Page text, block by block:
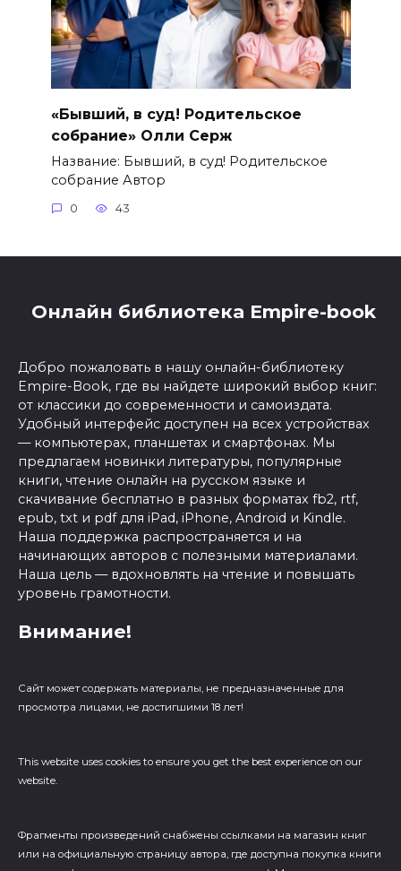
«Бывший, в суд! Родительское
собрание» Олли Серж
Название: Бывший, в суд! Родительское
собрание Автор
0 43
Онлайн библиотека Empire-book
Добро пожаловать в нашу онлайн-библиотеку
Empire-Book, где вы найдете широкий выбор книг:
от классики до современности и самоиздата.
Удобный интерфейс доступен на всех устройствах
— компьютерах, планшетах и смартфонах. Мы
предлагаем новинки литературы, популярные
книги, чтение онлайн на русском языке и
скачивание бесплатно в разных форматах fb2, rtf,
epub, txt и pdf для iPad, iPhone, Android и Kindle.
Наша поддержка распространяется и на
начинающих авторов с полезными материалами.
Наша цель — вдохновлять на чтение и повышать
уровень грамотности.
Внимание!
Сайт может содержать материалы, не предназначенные для
просмотра лицами, не достигшими 18 лет!
This website uses cookies to ensure you get the best experience on our
website.
Фрагменты произведений cнабжены ссылками на магазин книг
или на официальную страницу автора, где доступна покупка книги